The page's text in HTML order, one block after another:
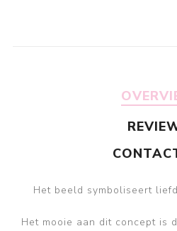
Het beeld symboliseert
Het mooie aan dit concept is